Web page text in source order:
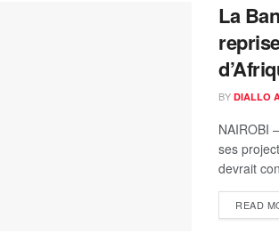
La
BY DIALLO
NAIROBI
ses
devrait
READ